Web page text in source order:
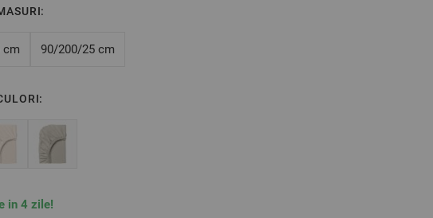
Jersey de Bumbac, 140 gr/m
200 / 25 cm
orientative. Poate varia ușor culoarea sau tonalitatea.
cm 90/200/25 cm
in 4 zile!